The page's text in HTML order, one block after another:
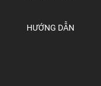
HƯỚNG DẪN